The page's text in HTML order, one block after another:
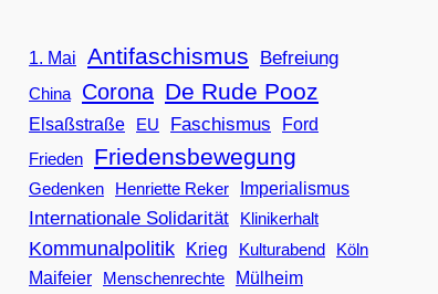
1. Mai Antifaschismus Befreiung
China Corona De Rude Pooz
Elsaßstraße EU Faschismus
Ford
Frieden
Friedensbewegung
Gedenken Henriette Reker Imperialismus
Internationale Solidarität Klinikerhalt
Kommunalpolitik Krieg Kulturabend
Köln
Maifeier
Menschenrechte
Mülheim